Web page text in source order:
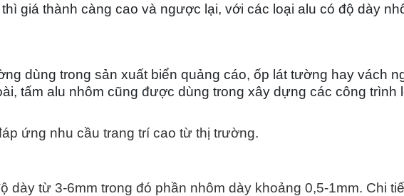
giá thành càng cao và ngược lại, với các loại alu có độ dày
dùng trong sản xuất biển quảng cáo, ốp lát tường hay vách
tấm alu nhôm cũng được dùng trong xây dựng các công trình
ứng nhu cầu trang trí cao từ thị trường.
dày từ 3-6mm trong đó phần nhôm dày khoảng 0,5-1mm. Chi